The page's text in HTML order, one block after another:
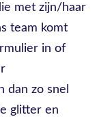
met zijn/haar
team komt
in of
dan zo snel
glitter en